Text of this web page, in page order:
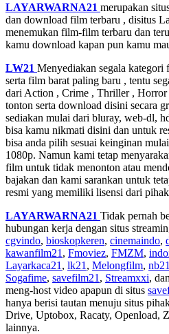
LAYARWARNA21 merupakan
dan download film terbaru , disitus
menemukan film-film terbaru dan
kamu download kapan pun kamu
LW21 Menyediakan segala kategori
serta film barat paling baru , tentu
dari Action , Crime , Thriller , Horror
tonton serta download disini secara
sediakan mulai dari bluray, web-dl,
bisa kamu nikmati disini dan untuk
bisa anda pilih sesuai keinginan
1080p. Namun kami tetap
film untuk tidak menonton atau
bajakan dan kami sarankan untuk
resmi yang memiliki lisensi dari
LAYARWARNA21 Tidak pernah
hubungan kerja dengan situs
cgvindo, bioskopkeren, cinemaindo,
kawanfilm21 , Fmoviez, FMZM,
Layarkaca21 , lk21 , Melongfilm, nb21
Sogafime, savefilm21 , Streamxxi,
meng-host video apapun di situs
hanya berisi tautan menuju situs
Drive, Uptobox, Racaty, Openload,
lainnya.